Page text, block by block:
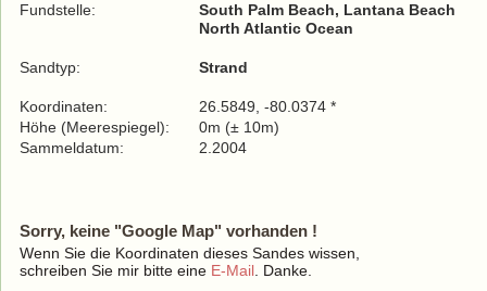
Fundstelle:
South Palm Beach, Lantana Beach
North Atlantic Ocean
Sandtyp: Strand
Koordinaten:
26.5849, -80.0374 *
Höhe (Meerespiegel):
0m (± 10m)
Sammeldatum:
2.2004
Sorry, keine "Google Map" vorhanden !
Wenn Sie die Koordinaten dieses Sandes wissen,
schreiben Sie mir bitte eine E-Mail . Danke.